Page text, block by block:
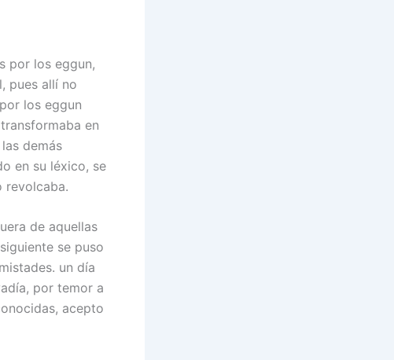
por los eggun,
pues allí no
los eggun
en
demás
en su léxico, se
revolcaba.
de aquellas
se puso
un día
por temor a
acepto